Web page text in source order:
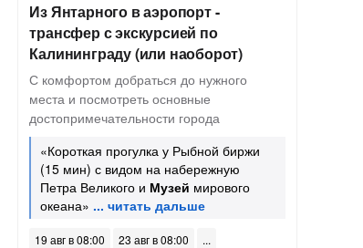
Из Янтарного в аэропорт -
трансфер с экскурсией по
Калининграду (или наоборот)
С комфортом добраться до нужного
места и посмотреть основные
достопримечательности города
«Короткая прогулка у Рыбной биржи
(15 мин) с видом на набережную
Петра Великого и Музей мирового
океана»
19 авг в 08:00
23 авг в 08:00